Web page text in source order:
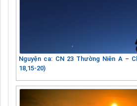
Nguyện ca: CN 23 Thường Niên A –
18,15-20)